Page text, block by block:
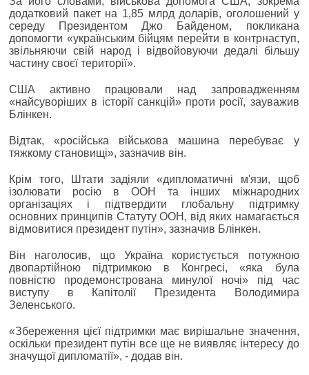
додатковий пакет на 1,85 млрд доларів, оголошений у
середу Президентом Джо Байденом, покликана
допомогти «українським бійцям перейти в контрнаступ,
звільняючи свій народ і відвойовуючи дедалі більшу
частину своєї території».
США активно працювали над запровадженням
«найсуворіших в історії санкцій» проти росії, зауважив
Блінкен.
Відтак, «російська військова машина перебуває у
тяжкому становищі», зазначив він.
Крім того, Штати задіяли «дипломатичні м'язи, щоб
ізолювати росію в ООН та інших міжнародних
організаціях і підтвердити глобальну підтримку
основних принципів Статуту ООН, від яких намагається
відмовитися президент путін», зазначив Блінкен.
Він наголосив, що Україна користується потужною
двопартійною підтримкою в Конгресі, «яка була
повністю продемонстрована минулої ночі» під час
виступу в Капітолії Президента Володимира
Зеленського.
«Збереження цієї підтримки має вирішальне значення,
оскільки президент путін все ще не виявляє інтересу до
значущої дипломатії», - додав він.